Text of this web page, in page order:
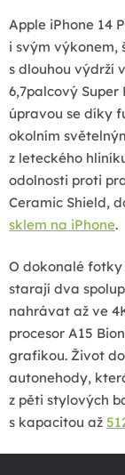
a
c
í
p
r
v
k
y
v
ý
i
s
u
Apple iPhone 14
i svým
s dlouhou výdrží
6,7palcový Super
úpravou se díky
okolním
z leteckého
odolnosti proti
Ceramic Shield,
sklem na iPhone.
O dokonalé fotky
starají dva
nahrávat až ve
procesor A15
grafikou. Život
autonehody,
z pěti stylových
s kapacitou až